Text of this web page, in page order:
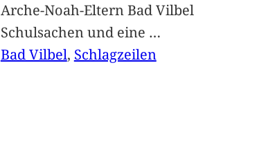
Arche-Noah-Eltern Bad Vilbel
Schulsachen und eine …
Bad Vilbel, Schlagzeilen